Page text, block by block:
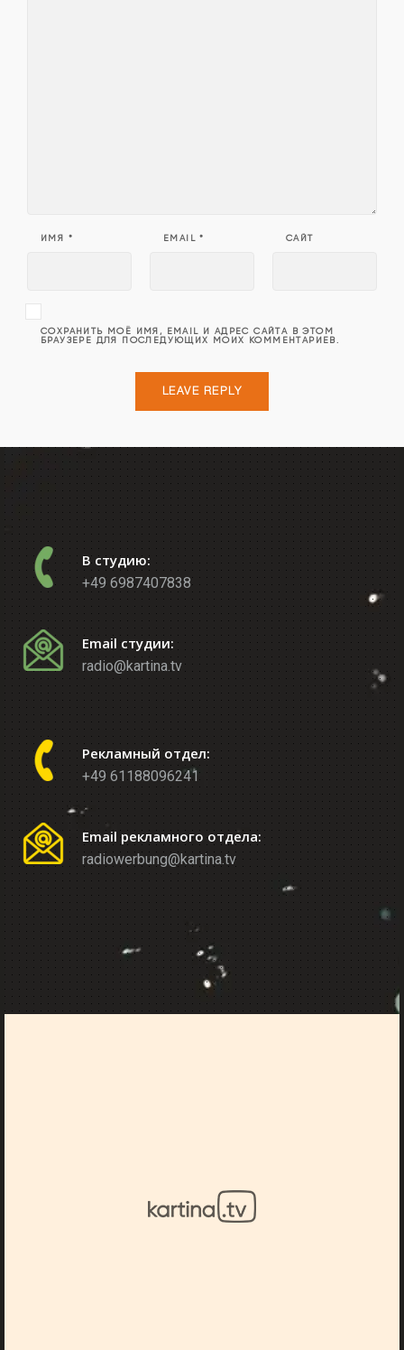
ИМЯ * EMAIL* САЙТ
СОХРАНИТЬ МОЁ ИМЯ, EMAIL И АДРЕС САЙТА В ЭТОМ
БРАУЗЕРЕ ДЛЯ ПОСЛЕДУЮЩИХ МОИХ КОММЕНТАРИЕВ.
В студию:
+49 6987407838
Email студии:
radio@kartina.tv
Рекламный отдел:
+49 61188096241
Email рекламного отдела:
radiowerbung@kartina.tv